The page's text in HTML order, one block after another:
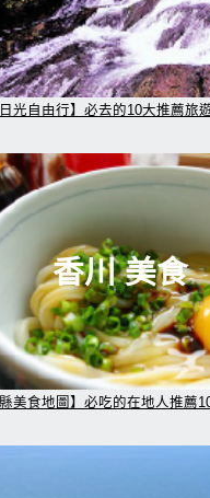
日光自由行】必去的10大推薦旅
香川 美食
縣美食地圖】必吃的在地人推薦